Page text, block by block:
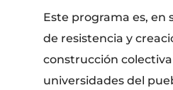
Este programa es, en
de resistencia y
construcción
universidades del